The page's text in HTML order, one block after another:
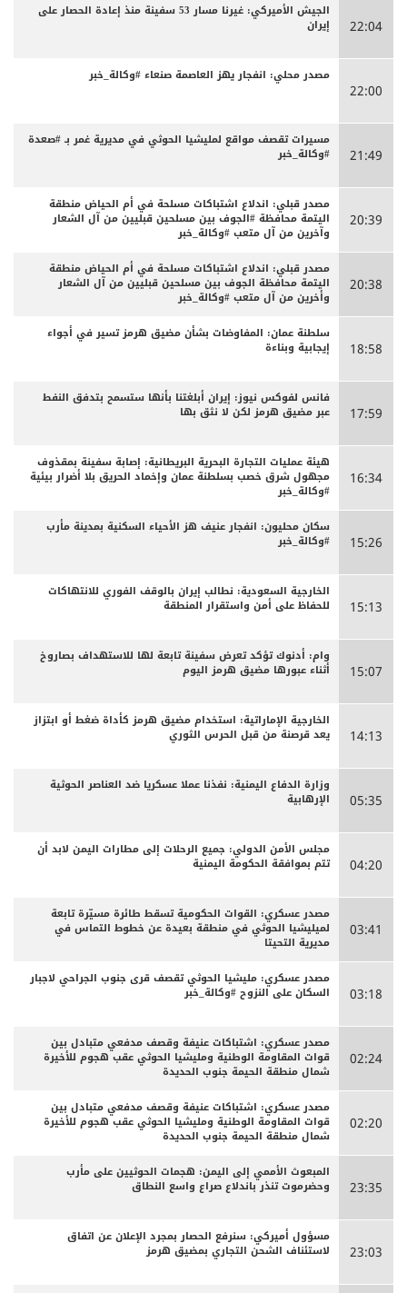
22:04
الجيش الأميركي: غيرنا مسار 53 سفينة منذ إعادة الحصار على
إيران
22:00
مصدر محلي: انفجار يهز العاصمة صنعاء #وكالة_خبر
21:49
مسيرات تقصف مواقع لمليشيا الحوثي في مديرية غمر بـ #صعدة
#وكالة_خبر
20:39
مصدر قبلي: اندلاع اشتباكات مسلحة في أم الحياض منطقة
اليتمة محافظة #الجوف بين مسلحين قبليين من آل الشعار
وآخرين من آل متعب #وكالة_خبر
20:38
مصدر قبلي: اندلاع اشتباكات مسلحة في أم الحياض منطقة
اليتمة محافظة الجوف بين مسلحين قبليين من آل الشعار
وأخرين من آل متعب #وكالة_خبر
18:58
سلطنة عمان: المفاوضات بشأن مضيق هرمز تسير في أجواء
إيجابية وبناءة
17:59
فانس لفوكس نيوز: إيران أبلغتنا بأنها ستسمح بتدفق النفط
عبر مضيق هرمز لكن لا نثق بها
16:34
هيئة عمليات التجارة البحرية البريطانية: إصابة سفينة بمقذوف
مجهول شرق خصب بسلطنة عمان وإخماد الحريق بلا أضرار بيئية
#وكالة_خبر
15:26
سكان محليون: انفجار عنيف هز الأحياء السكنية بمدينة مأرب
#وكالة_خبر
15:13
الخارجية السعودية: نطالب إيران بالوقف الفوري للانتهاكات
للحفاظ على أمن واستقرار المنطقة
15:07
وام: أدنوك تؤكد تعرض سفينة تابعة لها للاستهداف بصاروخ
أثناء عبورها مضيق هرمز اليوم
14:13
الخارجية الإماراتية: استخدام مضيق هرمز كأداة ضغط أو ابتزاز
يعد قرصنة من قبل الحرس الثوري
05:35
وزارة الدفاع اليمنية: نفذنا عملا عسكريا ضد العناصر الحوثية
الإرهابية
04:20
مجلس الأمن الدولي: جميع الرحلات إلى مطارات اليمن لابد أن
تتم بموافقة الحكومة اليمنية
03:41
مصدر عسكري: القوات الحكومية تسقط طائرة مسيّرة تابعة
لميليشيا الحوثي في منطقة بعيدة عن خطوط التماس في
مديرية التحيتا
03:18
مصدر عسكري: مليشيا الحوثي تقصف قرى جنوب الجراحي لاجبار
السكان على النزوح #وكالة_خبر
02:24
مصدر عسكري: اشتباكات عنيفة وقصف مدفعي متبادل بين
قوات المقاومة الوطنية ومليشيا الحوثي عقب هجوم للأخيرة
شمال منطقة الحيمة جنوب الحديدة
02:20
مصدر عسكري: اشتباكات عنيفة وقصف مدفعي متبادل بين
قوات المقاومة الوطنية ومليشيا الحوثي عقب هجوم للأخيرة
شمال منطقة الحيمة جنوب الحديدة
23:35
المبعوث الأممي إلى اليمن: هجمات الحوثيين على مأرب
وحضرموت تنذر باندلاع صراع واسع النطاق
23:03
مسؤول أميركي: سنرفع الحصار بمجرد الإعلان عن اتفاق
لاستئناف الشحن التجاري بمضيق هرمز